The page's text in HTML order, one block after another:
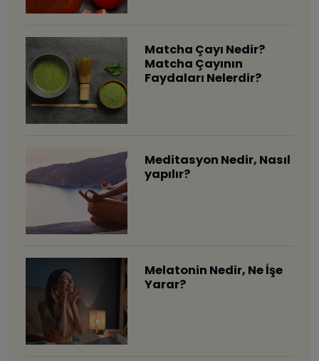
Matcha Çayı Nedir?
Matcha Çayının
Faydaları Nelerdir?
Meditasyon Nedir, Nasıl
yapılır?
Melatonin Nedir, Ne İşe
Yarar?